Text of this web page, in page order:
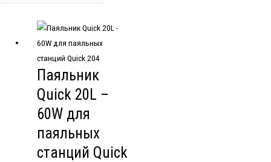
Паяльник
Quick 20L –
60W для
паяльных
станций Quick